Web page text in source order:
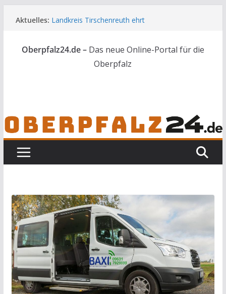
Inhalt
Aktuelles: Landkreis Tirschenreuth ehrt
Deutsch-amerikanischer Schüleraustausch zu
Gast im Landratsamt
Vater und Sohn mit Waffen und Böllern erwischt
Oberpfalz24.de – Das neue Online-Portal für die
Oberpfalz